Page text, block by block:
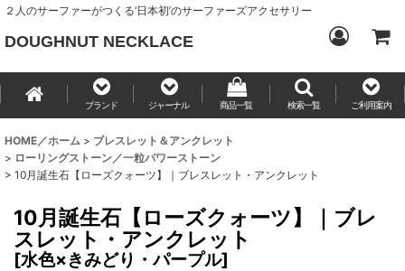
２人のサーファーがつくる‘日本初’のサーファーズアクセサリー
DOUGHNUT NECKLACE
ブランド ジャーナル 商品一覧 検索一覧 ご利用案内
HOME／ホーム > ブレスレット＆アンクレット
> ローリングストーン／一粒パワーストーン
> 10月誕生石【ローズクォーツ】｜ブレスレット・アンクレット
10月誕生石【ローズクォーツ】｜ブレ
スレット・アンクレット
[水色×きみどり・パープル]